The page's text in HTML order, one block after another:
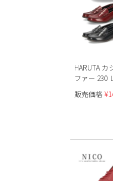
HARUTA
ファー 230
販売価格 ¥